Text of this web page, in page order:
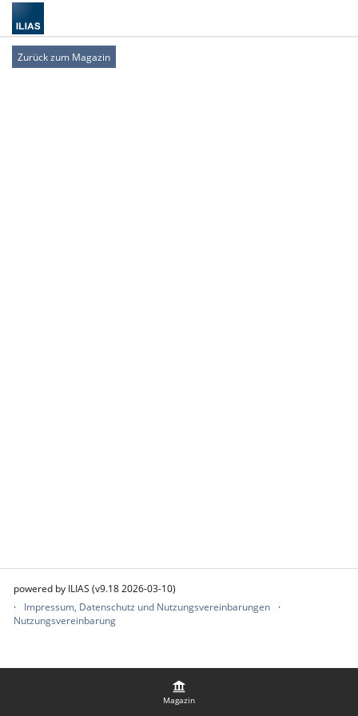
Magazin
Zurück zum Magazin
powered by ILIAS (v9.18 2026-03-10)
Impressum, Datenschutz und Nutzungsvereinbarungen
Nutzungsvereinbarung